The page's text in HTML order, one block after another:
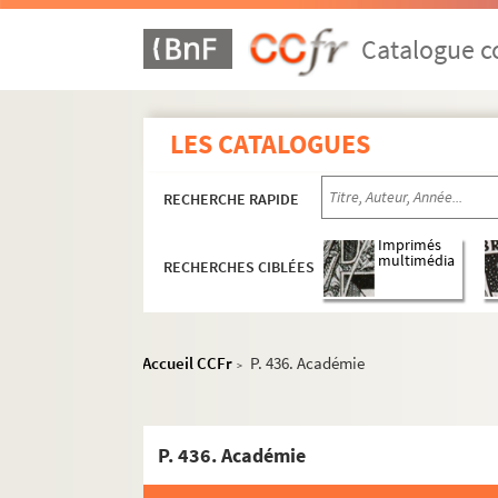
Catalogue
LES CATALOGUES
RECHERCHE RAPIDE
RECHERCHES CIBLÉES
Imprimés
multimédia
Accueil CCFr > P. 436. Académie
P. 436. Académie
743. Explication des inscriptions d'Arles
744. Antiquités d'Arles, par un auteur
745. « Traitté de Barthole, iurisconsulte,
747. Dissertation sur la fondation de la
748. Correspondance d'A.-L. Millin, de
749. Les antiquités d'Arles, par A.-L.
750. Histoire d'Arles, par le P. Porchier,
751. Histoire de l'église d'Arles. Antiquités
752. Registre de l'Académie d'Arles, érigée
756.Matricula monachorum professorum
757-760. Recherches pour servir à